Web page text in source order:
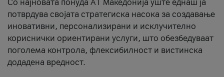
Со најновата понуда А1 Македонија уште еднаш ја
потврдува својата стратегиска насока за создавање
иновативни, персонализирани и исклучително
кориснички ориентирани услуги, што обезбедуваат
поголема контрола, флексибилност и вистинска
додадена вредност.